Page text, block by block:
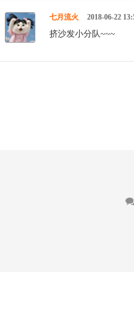
七月流火 2018-06-22
挤沙发小分队~~~